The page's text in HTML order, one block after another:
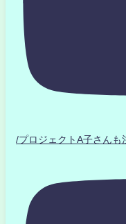
/プロジェクトA子さん